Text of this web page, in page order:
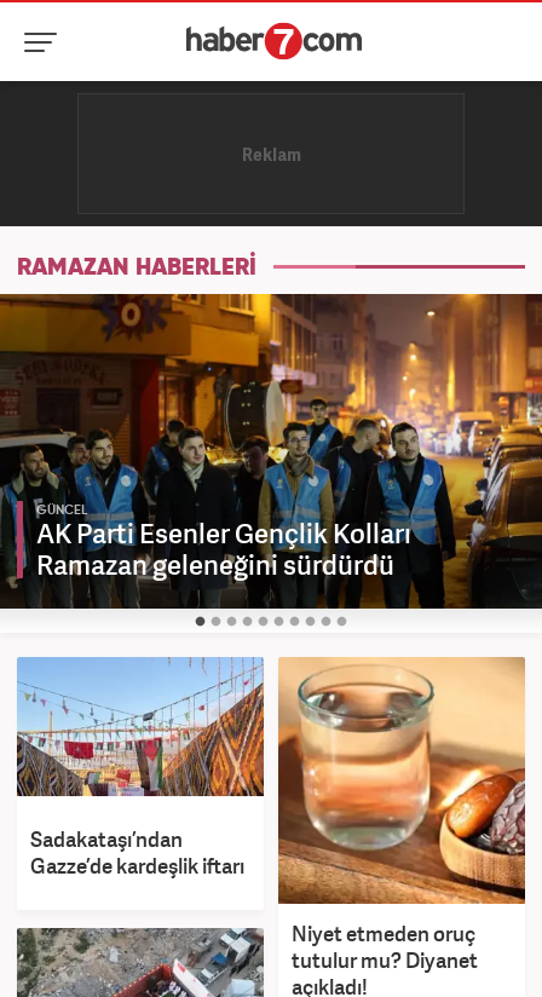
RAMAZAN HABERLERİ
GÜNCEL
AK Parti Esenler Gençlik Kolları
Ramazan geleneğini sürdürdü
Sadakataşı’ndan
Gazze’de kardeşlik iftarı
Niyet etmeden oruç
tutulur mu? Diyanet
açıkladı!